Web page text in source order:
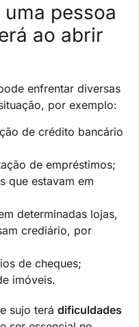
pessoa
ao abrir
enfrentar diversas
por exemplo:
de crédito bancário
de empréstimos;
que estavam em
determinadas lojas,
crediário, por
de cheques;
imóveis.
sujo terá dificuldades